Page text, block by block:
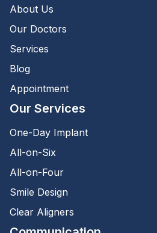
About Us
Our Doctors
Services
Blog
Appointment
Our Services
One-Day Implant
All-on-Six
All-on-Four
Smile Design
Clear Aligners